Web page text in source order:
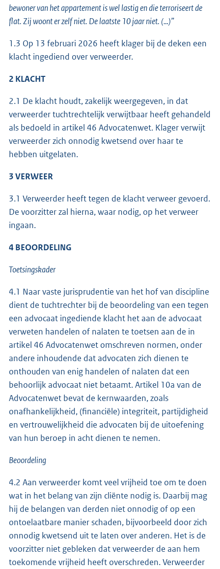
bewoner van het appartement is wel lastig en die terroriseert de
flat. Zij woont er zelf niet. De laatste 10 jaar niet. (…)”
1.3 Op 13 februari 2026 heeft klager bij de deken een
klacht ingediend over verweerder.
2 KLACHT
2.1 De klacht houdt, zakelijk weergegeven, in dat
verweerder tuchtrechtelijk verwijtbaar heeft gehandeld
als bedoeld in artikel 46 Advocatenwet. Klager verwijt
verweerder zich onnodig kwetsend over haar te
hebben uitgelaten.
3 VERWEER
3.1 Verweerder heeft tegen de klacht verweer gevoerd.
De voorzitter zal hierna, waar nodig, op het verweer
ingaan.
4 BEOORDELING
Toetsingskader
4.1 Naar vaste jurisprudentie van het hof van discipline
dient de tuchtrechter bij de beoordeling van een tegen
een advocaat ingediende klacht het aan de advocaat
verweten handelen of nalaten te toetsen aan de in
artikel 46 Advocatenwet omschreven normen, onder
andere inhoudende dat advocaten zich dienen te
onthouden van enig handelen of nalaten dat een
behoorlijk advocaat niet betaamt. Artikel 10a van de
Advocatenwet bevat de kernwaarden, zoals
onafhankelijkheid, (financiële) integriteit, partijdigheid
en vertrouwelijkheid die advocaten bij de uitoefening
van hun beroep in acht dienen te nemen.
Beoordeling
4.2 Aan verweerder komt veel vrijheid toe om te doen
wat in het belang van zijn cliënte nodig is. Daarbij mag
hij de belangen van derden niet onnodig of op een
ontoelaatbare manier schaden, bijvoorbeeld door zich
onnodig kwetsend uit te laten over anderen. Het is de
voorzitter niet gebleken dat verweerder de aan hem
toekomende vrijheid heeft overschreden. Verweerder